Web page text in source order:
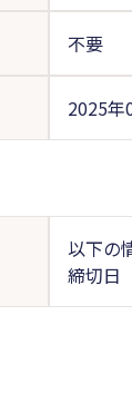
不要
2025年
以下の
締切日